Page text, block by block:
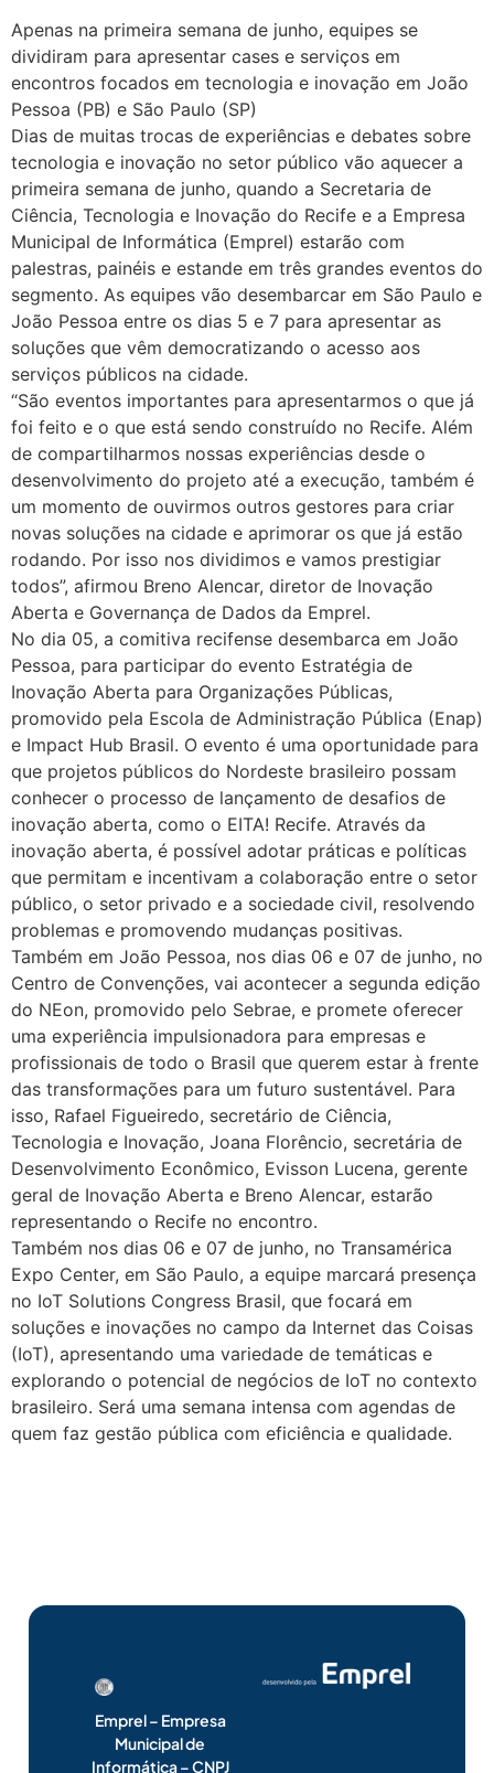
Apenas na primeira semana de junho, equipes se
dividiram para apresentar cases e serviços em
encontros focados em tecnologia e inovação em João
Pessoa (PB) e São Paulo (SP)
Dias de muitas trocas de experiências e debates sobre
tecnologia e inovação no setor público vão aquecer a
primeira semana de junho, quando a Secretaria de
Ciência, Tecnologia e Inovação do Recife e a Empresa
Municipal de Informática (Emprel) estarão com
palestras, painéis e estande em três grandes eventos do
segmento. As equipes vão desembarcar em São Paulo e
João Pessoa entre os dias 5 e 7 para apresentar as
soluções que vêm democratizando o acesso aos
serviços públicos na cidade.
“São eventos importantes para apresentarmos o que já
foi feito e o que está sendo construído no Recife. Além
de compartilharmos nossas experiências desde o
desenvolvimento do projeto até a execução, também é
um momento de ouvirmos outros gestores para criar
novas soluções na cidade e aprimorar os que já estão
rodando. Por isso nos dividimos e vamos prestigiar
todos”, afirmou Breno Alencar, diretor de Inovação
Aberta e Governança de Dados da Emprel.
No dia 05, a comitiva recifense desembarca em João
Pessoa, para participar do evento Estratégia de
Inovação Aberta para Organizações Públicas,
promovido pela Escola de Administração Pública (Enap)
e Impact Hub Brasil. O evento é uma oportunidade para
que projetos públicos do Nordeste brasileiro possam
conhecer o processo de lançamento de desafios de
inovação aberta, como o EITA! Recife. Através da
inovação aberta, é possível adotar práticas e políticas
que permitam e incentivam a colaboração entre o setor
público, o setor privado e a sociedade civil, resolvendo
problemas e promovendo mudanças positivas.
Também em João Pessoa, nos dias 06 e 07 de junho, no
Centro de Convenções, vai acontecer a segunda edição
do NEon, promovido pelo Sebrae, e promete oferecer
uma experiência impulsionadora para empresas e
profissionais de todo o Brasil que querem estar à frente
das transformações para um futuro sustentável. Para
isso, Rafael Figueiredo, secretário de Ciência,
Tecnologia e Inovação, Joana Florêncio, secretária de
Desenvolvimento Econômico, Evisson Lucena, gerente
geral de Inovação Aberta e Breno Alencar, estarão
representando o Recife no encontro.
Também nos dias 06 e 07 de junho, no Transamérica
Expo Center, em São Paulo, a equipe marcará presença
no IoT Solutions Congress Brasil, que focará em
soluções e inovações no campo da Internet das Coisas
(IoT), apresentando uma variedade de temáticas e
explorando o potencial de negócios de IoT no contexto
brasileiro. Será uma semana intensa com agendas de
quem faz gestão pública com eficiência e qualidade.
Emprel – Empresa
Municipal de
Informática – CNPJ